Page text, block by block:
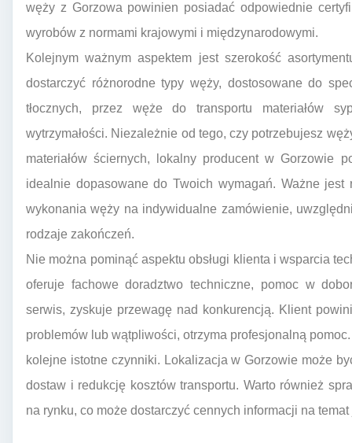
węży z Gorzowa powinien posiadać odpowiednie
wyrobów z normami krajowymi i międzynarodowymi.
Kolejnym ważnym aspektem jest szerokość
dostarczyć różnorodne typy węży, dostosowane do
tłocznych, przez węże do transportu materiałów
wytrzymałości. Niezależnie od tego, czy potrzebujesz
materiałów ściernych, lokalny producent w Gorzowie
idealnie dopasowane do Twoich wymagań. Ważne jest
wykonania węży na indywidualne zamówienie,
rodzaje zakończeń.
Nie można pominąć aspektu obsługi klienta i wsparcia
oferuje fachowe doradztwo techniczne, pomoc w
serwis, zyskuje przewagę nad konkurencją. Klient
problemów lub wątpliwości, otrzyma profesjonalną
kolejne istotne czynniki. Lokalizacja w Gorzowie może
dostaw i redukcję kosztów transportu. Warto również
na rynku, co może dostarczyć cennych informacji na